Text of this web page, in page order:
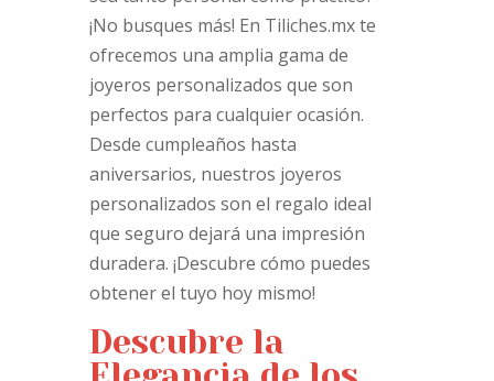
¡No busques más! En Tiliches.mx te
ofrecemos una amplia gama de
joyeros personalizados que son
perfectos para cualquier ocasión.
Desde cumpleaños hasta
aniversarios, nuestros joyeros
personalizados son el regalo ideal
que seguro dejará una impresión
duradera. ¡Descubre cómo puedes
obtener el tuyo hoy mismo!
Descubre la